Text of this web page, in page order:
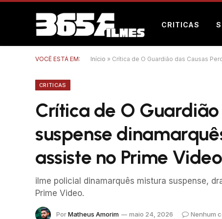
CRITICAS
VOCÊ ESTÁ EM: Início » Crítica de O Guardião das Causas
CRITICAS
Crítica de O
suspense
assiste no Prime Video
ilme policial dinamarquês mistura suspense,
Prime Video.
PorMatheus Amorim maio 24, 2026 Nenhum